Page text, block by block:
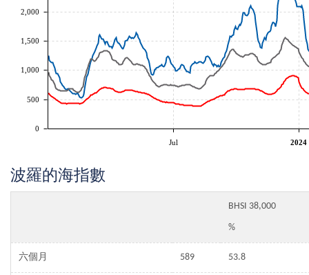
Jul 2024
0
500
1,000
1,500
2,000
波羅的海指數
BHSI 38,000
%
六個月 589 53.8